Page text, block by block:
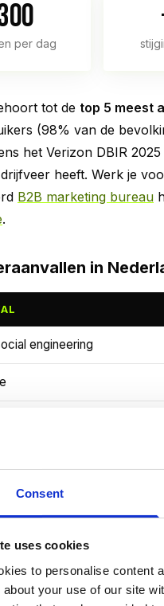
Consent
uses cookies
to personalise content
about your use of our site
per dag
tot de top 5 meest
(98% van de
het Verizon DBIR 2025
heeft. Werk je
B2B marketing bureau
.
in
engineering
explosieve groei van